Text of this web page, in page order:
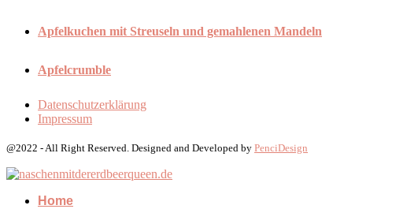
Apfelkuchen mit Streuseln und gemahlenen Mandeln
Apfelcrumble
Datenschutzerklärung
Impressum
@2022 - All Right Reserved. Designed and Developed by PenciDesign
Home